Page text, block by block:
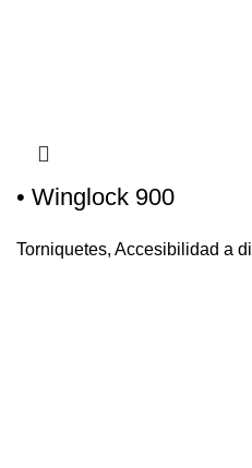
• Winglock 900
Torniquetes, Accesibilidad a